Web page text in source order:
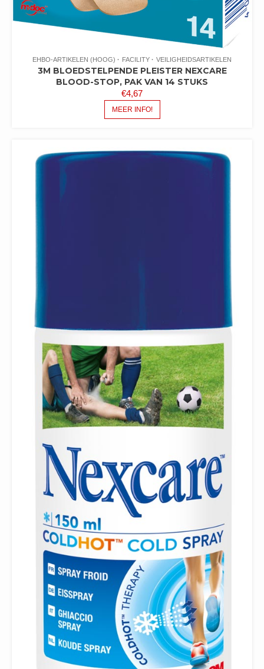
EHBO-ARTIKELEN (HOOG) FACILITY VEILIGHEIDSARTIKELEN
3M BLOEDSTELPENDE PLEISTER NEXCARE
BLOOD-STOP, PAK VAN 14 STUKS
€4,67
MEER INFO!